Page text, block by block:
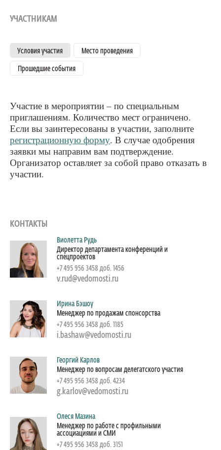
УЧАСТНИКАМ
Условия участия Место проведения
Прошедшие события
Участие в мероприятии – по специальным
приглашениям. Количество мест ограничено.
Если вы заинтересованы в участии, заполните
регистрационную форму. В случае одобрения
заявки мы направим вам подтверждение.
Организатор оставляет за собой право отказать в
участии.
КОНТАКТЫ
Виолетта Рудь
Директор департамента конференций и
спецпроектов
+7 495 956 3458 доб. 1456
v.rud@vedomosti.ru
Ирина Бэшоу
Менеджер по продажам спонсорства
+7 495 956 3458 доб. 1185
i.bashaw@vedomosti.ru
Георгий Карлов
Менеджер по вопросам делегатского участия
+7 495 956 3458 доб. 4234
g.karlov@vedomosti.ru
Олеся Мазина
Менеджер по работе с профильными
ассоциациями и СМИ
+7 495 956 3458 доб. 3151